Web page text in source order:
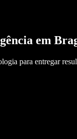
em
para entregar